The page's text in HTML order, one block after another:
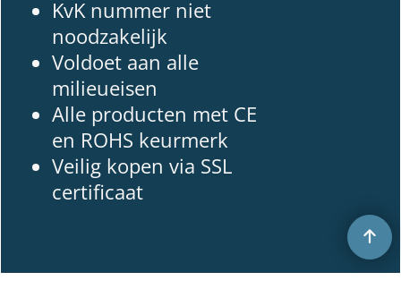
KvK nummer niet
noodzakelijk
Voldoet aan alle
milieueisen
Alle producten met CE
en ROHS keurmerk
Veilig kopen via SSL
certificaat